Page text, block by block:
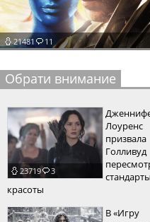
пїЅпїЅпїЅ
пїЅпїЅпїЅ
пїЅпїЅпїЅ
пїЅпїЅпїЅ
пїЅпїЅпїЅпїЅпїЅ
21481 11
Обрати внимание
23719 3
Лоуренс
призвала
Голливуд
стандарты
красоты
В «Игру